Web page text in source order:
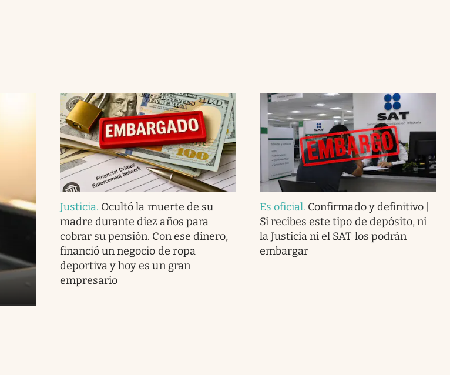
Justicia. Ocultó la muerte de su
madre durante diez años para
cobrar su pensión. Con ese dinero,
financió un negocio de ropa
deportiva y hoy es un gran
empresario
Es oficial. Confirmado y definitivo |
Si recibes este tipo de depósito, ni
la Justicia ni el SAT los podrán
embargar